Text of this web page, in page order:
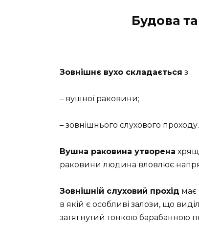
Будова
Зовнішнє вухо складається з
– вушної раковини;
– зовнішнього слухового проходу.
Вушна раковина утворена
раковини людина вловлює
Зовнішній слуховий прохід має
в якій є особливі залози, що
затягнутий тонкою барабанною